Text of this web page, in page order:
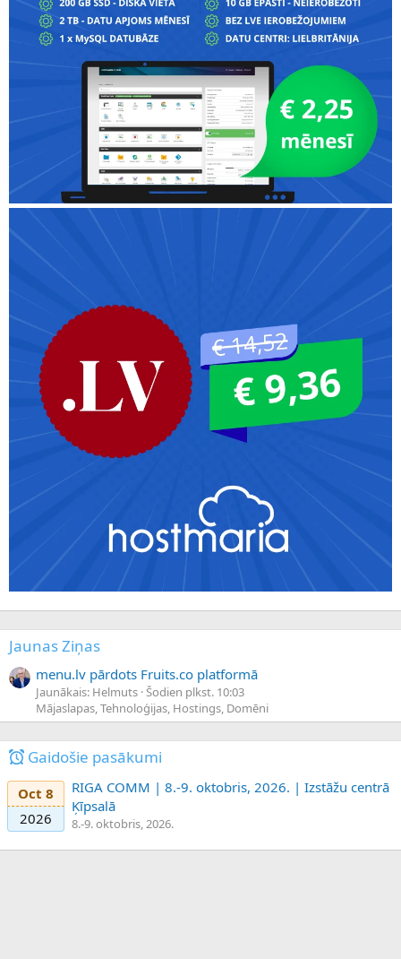
Jaunas Ziņas
menu.lv pārdots Fruits.co platformā
Jaunākais: Helmuts Šodien plkst. 10:03
Mājaslapas, Tehnoloģijas, Hostings, Domēni
Gaidošie pasākumi
Oct 8
2026
RIGA COMM | 8.-9. oktobris, 2026. | Izstāžu centrā
Ķīpsalā
8.-9. oktobris, 2026.